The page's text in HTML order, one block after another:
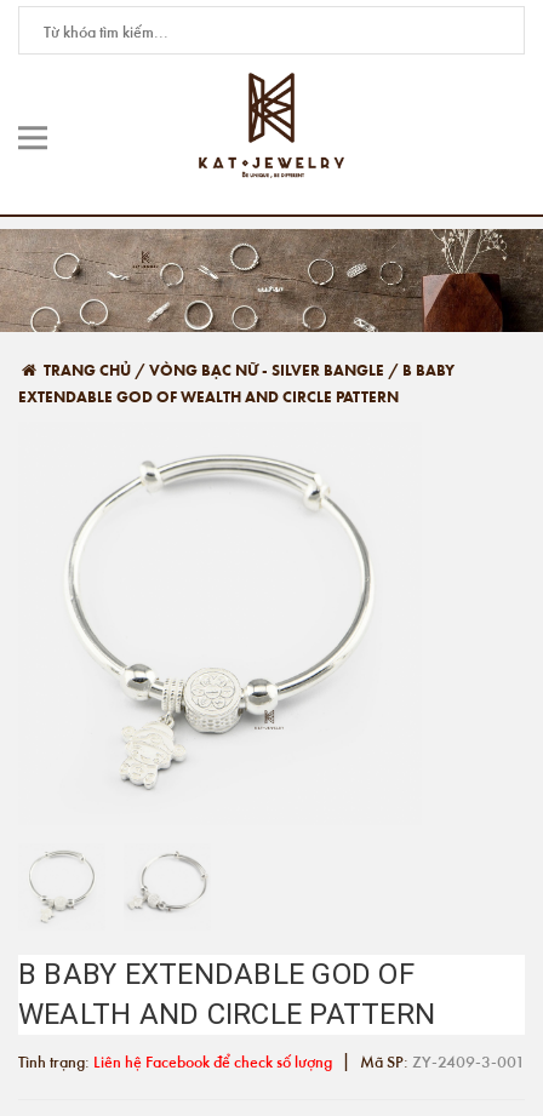
TRANG CHỦ /VÒNG BẠC NỮ - SILVER BANGLE / B BABY
EXTENDABLE GOD OF WEALTH AND CIRCLE PATTERN
B BABY EXTENDABLE GOD OF
WEALTH AND CIRCLE PATTERN
Tình trạng: Liên hệ Facebook để check số lượng | Mã SP: ZY-2409-3-001